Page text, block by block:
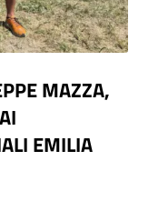
MAZZA,
EMILIA